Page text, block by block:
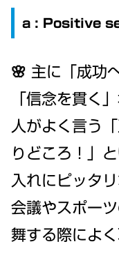
a : Positive
🌸 主に「成功
「信念を貫く
人がよく言う
りどころ！」
入れにピッタ
会議やスポー
舞する際によく